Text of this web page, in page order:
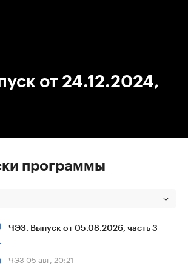
от 24.12.2024,
программы
ЧЭЗ. Выпуск от 05.08.2026, часть 3
ЧЭЗ 05 авг, 20:21